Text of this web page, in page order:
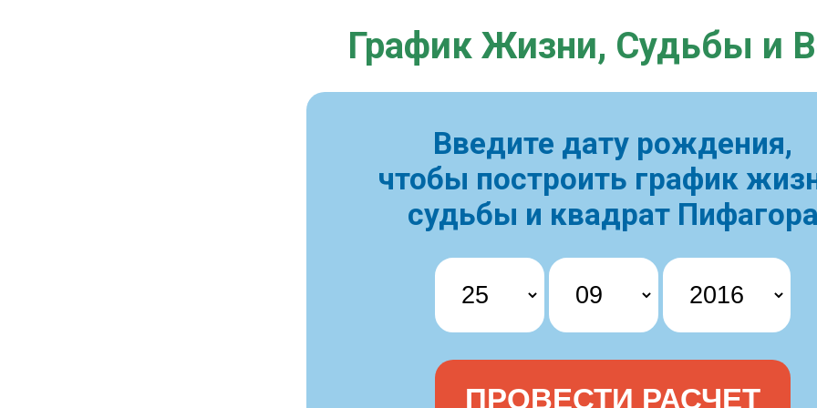
График Жизни, Судьбы и
Введите дату рождения,
чтобы построить график
судьбы и квадрат Пифагора
ПРОВЕСТИ РАСЧЕТ